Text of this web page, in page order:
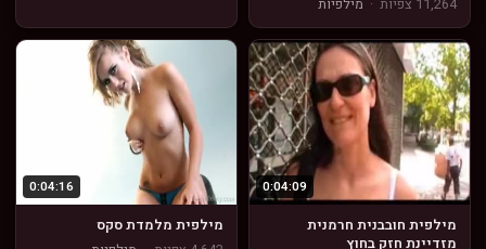
0:04:09
מילפית חובבנית חרמנית
מזדיינת חזק בחוץ
0:04:16
מילפית מלמדת סקס